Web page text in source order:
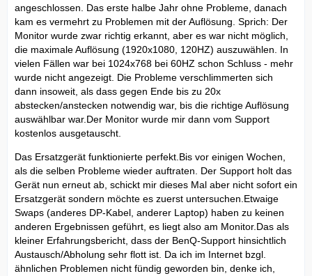
angeschlossen. Das erste halbe Jahr ohne Probleme, danach
kam es vermehrt zu Problemen mit der Auflösung. Sprich: Der
Monitor wurde zwar richtig erkannt, aber es war nicht möglich,
die maximale Auflösung (1920x1080, 120HZ) auszuwählen. In
vielen Fällen war bei 1024x768 bei 60HZ schon Schluss - mehr
wurde nicht angezeigt. Die Probleme verschlimmerten sich
dann insoweit, als dass gegen Ende bis zu 20x
abstecken/anstecken notwendig war, bis die richtige Auflösung
auswählbar war.Der Monitor wurde mir dann vom Support
kostenlos ausgetauscht.
Das Ersatzgerät funktionierte perfekt.Bis vor einigen Wochen,
als die selben Probleme wieder auftraten. Der Support holt das
Gerät nun erneut ab, schickt mir dieses Mal aber nicht sofort ein
Ersatzgerät sondern möchte es zuerst untersuchen.Etwaige
Swaps (anderes DP-Kabel, anderer Laptop) haben zu keinen
anderen Ergebnissen geführt, es liegt also am Monitor.Das als
kleiner Erfahrungsbericht, dass der BenQ-Support hinsichtlich
Austausch/Abholung sehr flott ist. Da ich im Internet bzgl.
ähnlichen Problemen nicht fündig geworden bin, denke ich,